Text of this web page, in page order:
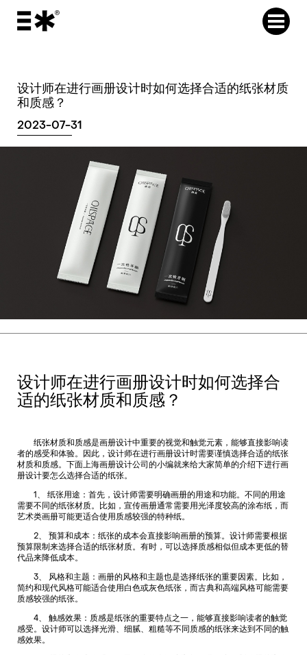
设计师在进行画册设计时如何选择合适的纸张材质
和质感？
2023-07-31
设计师在进行画册设计时如何选择合
适的纸张材质和质感？
纸张材质和质感是画册设计中重要的视觉和触觉元素，能够直接影响读
者的感受和体验。因此，设计师在进行画册设计时需要谨慎选择合适的纸张
材质和质感。下面上海画册设计公司的小编就来给大家简单的介绍下进行画
册设计要怎么选择合适的纸张。
1、 纸张用途：首先，设计师需要明确画册的用途和功能。不同的用途
需要不同的纸张材质。比如，宣传画册通常需要用光泽度较高的涂布纸，而
艺术类画册可能更适合使用质感较强的特种纸。
2、 预算和成本：纸张的成本会直接影响画册的预算。设计师需要根据
预算限制来选择合适的纸张材质。有时，可以选择质感相似但成本更低的替
代品来降低成本。
3、 风格和主题：画册的风格和主题也是选择纸张的重要因素。比如，
简约和现代风格可能适合使用白色或灰色纸张，而古典和高端风格可能需要
质感较强的纸张。
4、 触感效果：质感是纸张的重要特点之一，能够直接影响读者的触觉
感受。设计师可以选择光滑、细腻、粗糙等不同质感的纸张来达到不同的触
感效果。